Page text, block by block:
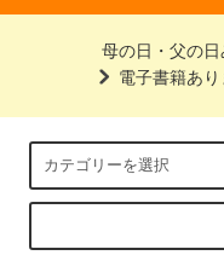
母の日・父の
電子書籍あり